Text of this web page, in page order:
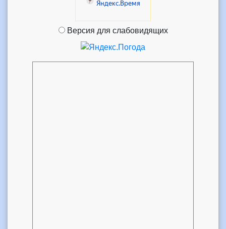
Версия для слабовидящих